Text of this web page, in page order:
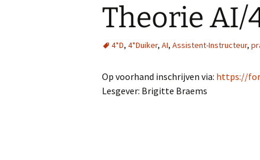
Theorie AI/
4*D, 4*Duiker, AI, Assistent-Instructeur,
Op voorhand inschrijven via: https://
Lesgever: Brigitte Braems